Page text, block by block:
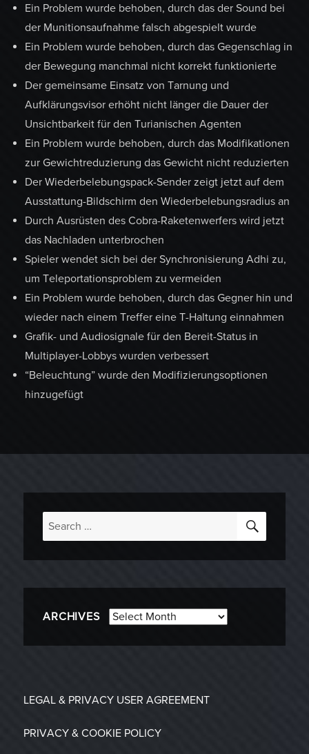
Ein Problem wurde behoben, durch das der Sound bei
der Munitionsaufnahme falsch abgespielt wurde
Ein Problem wurde behoben, durch das Gegenschlag in
der Bewegung manchmal nicht korrekt funktionierte
Der gemeinsame Einsatz von Tarnung und
Aufklärungsvisor erhöht nicht länger die Dauer der
Unsichtbarkeit für den Turianischen Agenten
Ein Problem wurde behoben, durch das Modifikationen
zur Gewichtreduzierung das Gewicht nicht reduzierten
Der Wiederbelebungspack-Sender zeigt jetzt auf dem
Ausstattung-Bildschirm den Wiederbelebungsradius an
Durch Ausrüsten des Cobra-Raketenwerfers wird jetzt
das Nachladen unterbrochen
Spieler wendet sich bei der Synchronisierung Adhi zu,
um Teleportationsproblem zu vermeiden
Ein Problem wurde behoben, durch das Gegner hin und
wieder nach einem Treffer eine T-Haltung einnahmen
Grafik- und Audiosignale für den Bereit-Status in
Multiplayer-Lobbys wurden verbessert
“Beleuchtung” wurde den Modifizierungsoptionen
hinzugefügt
Search
for:
ARCHIVES Archives
LEGAL & PRIVACY USER AGREEMENT
PRIVACY & COOKIE POLICY